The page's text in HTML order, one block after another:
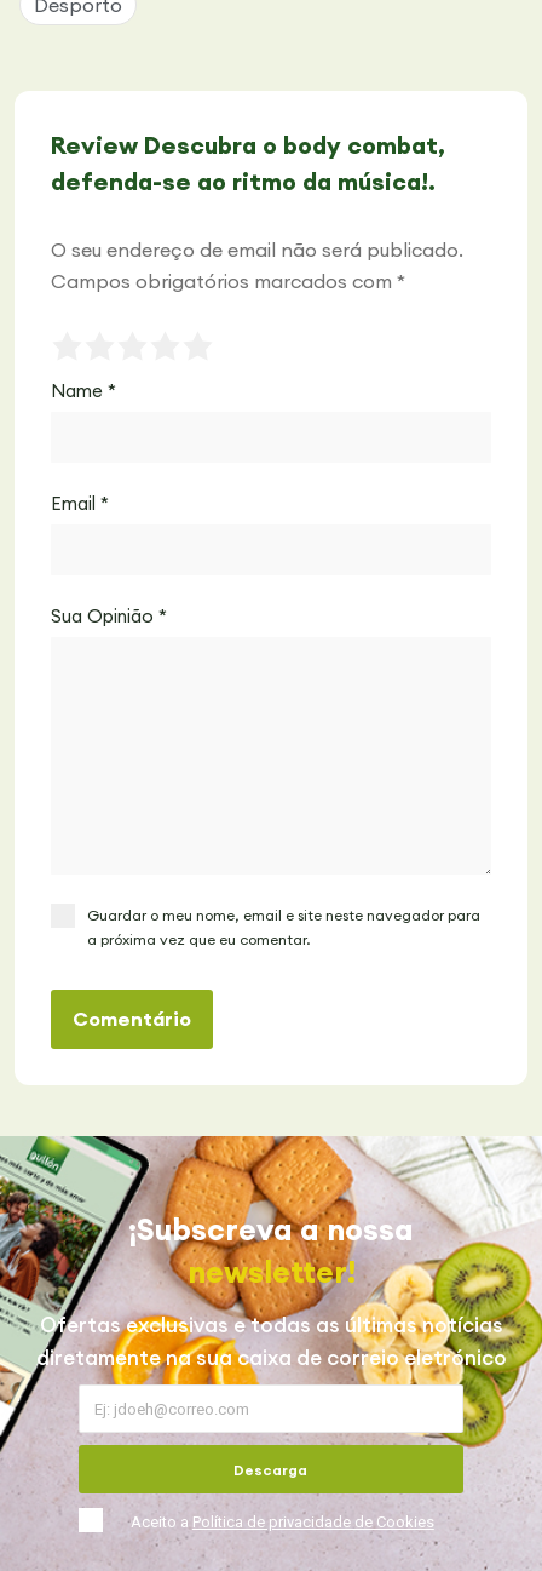
Desporto
Review Descubra o body combat,
defenda-se ao ritmo da música!.
O seu endereço de email não será publicado.
Campos obrigatórios marcados com *
Name *
Email *
Sua Opinião *
Guardar o meu nome, email e site neste navegador para
a próxima vez que eu comentar.
Comentário
¡Subscreva a nossa
newsletter!
Ofertas exclusivas e todas as últimas notícias
diretamente na sua caixa de correio eletrónico
Aceito a Política de privacidade de Cookies
Descarga